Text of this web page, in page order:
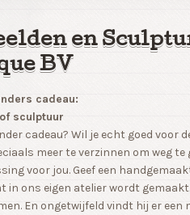
en
BV
cadeau:
sculptuur
cadeau? Wil je echt goed voor
meer te verzinnen om weg
voor jou. Geef een
in ons eigen atelier wordt
En ongetwijfeld vindt hij er een